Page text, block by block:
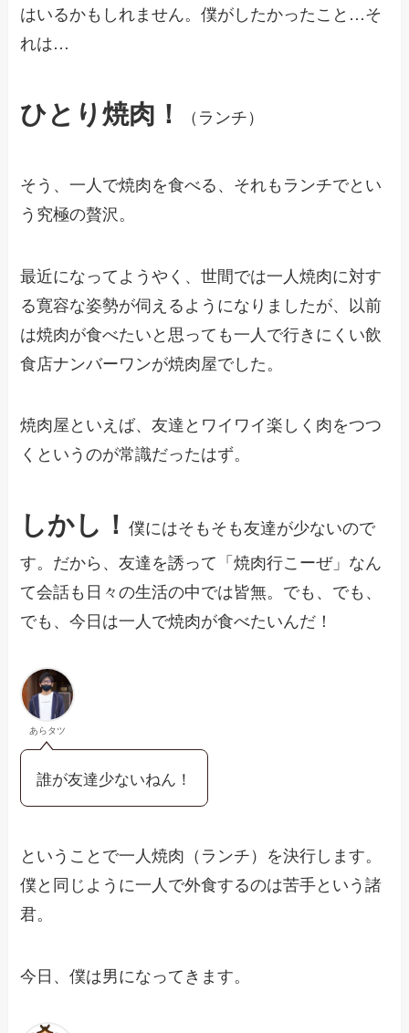
はいるかもしれません。僕がしたかったこと…そ
れは…
ひとり焼肉！ （ランチ）
そう、一人で焼肉を食べる、それもランチでとい
う究極の贅沢。
最近になってようやく、世間では一人焼肉に対す
る寛容な姿勢が伺えるようになりましたが、以前
は焼肉が食べたいと思っても一人で行きにくい飲
食店ナンバーワンが焼肉屋でした。
焼肉屋といえば、友達とワイワイ楽しく肉をつつ
くというのが常識だったはず。
しかし！僕にはそもそも友達が少ないので
す。だから、友達を誘って「焼肉行こーぜ」なん
て会話も日々の生活の中では皆無。でも、でも、
でも、今日は一人で焼肉が食べたいんだ！
あらタツ
誰が友達少ないねん！
ということで一人焼肉（ランチ）を決行します。
僕と同じように一人で外食するのは苦手という諸
君。
今日、僕は男になってきます。